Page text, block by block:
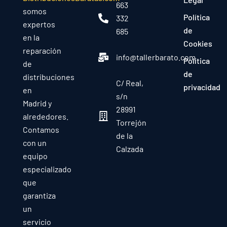
somos
expertos
en la
reparación
de
distribuciones
en
Madrid y
alrededores.
Contamos
con un
equipo
especializado
que
garantiza
un
servicio
663
332
685
info@tallerbarato.com
C/ Real,
s/n
28991
Torrejón
de la
Calzada
Política
de
Cookies
Política
de
privacidad